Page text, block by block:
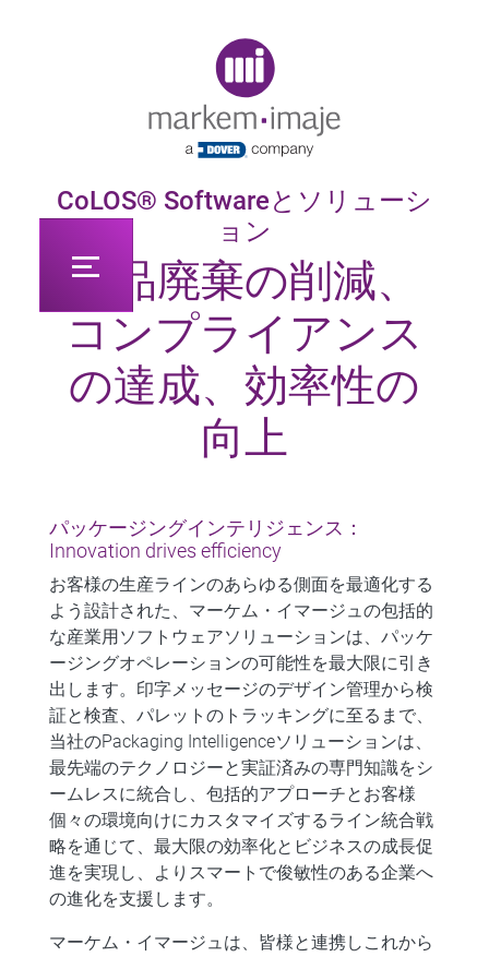
CoLOS® Softwareとソリューシ
ョン
製品廃棄の削減、
コンプライアンス
の達成、効率性の
向上
パッケージングインテリジェンス：
Innovation drives efficiency
お客様の生産ラインのあらゆる側面を最適化する
よう設計された、マーケム・イマージュの包括的
な産業用ソフトウェアソリューションは、パッケ
ージングオペレーションの可能性を最大限に引き
出します。印字メッセージのデザイン管理から検
証と検査、パレットのトラッキングに至るまで、
当社のPackaging Intelligenceソリューションは、
最先端のテクノロジーと実証済みの専門知識をシ
ームレスに統合し、包括的アプローチとお客様
個々の環境向けにカスタマイズするライン統合戦
略を通じて、最大限の効率化とビジネスの成長促
進を実現し、よりスマートで俊敏性のある企業へ
の進化を支援します。
マーケム・イマージュは、皆様と連携しこれから